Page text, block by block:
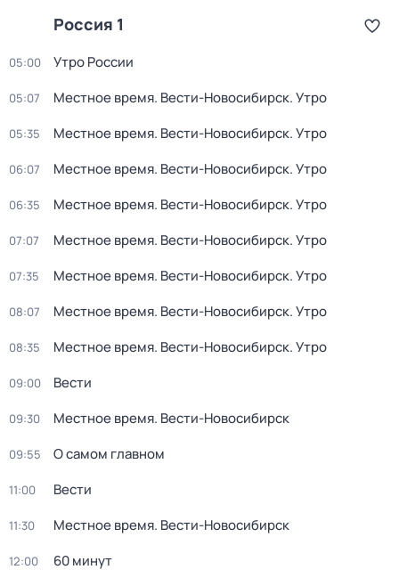
Россия 1
05:00 Утро России
05:07 Местное время. Вести-Новосибирск. Утро
05:35 Местное время. Вести-Новосибирск. Утро
06:07 Местное время. Вести-Новосибирск. Утро
06:35 Местное время. Вести-Новосибирск. Утро
07:07 Местное время. Вести-Новосибирск. Утро
07:35 Местное время. Вести-Новосибирск. Утро
08:07 Местное время. Вести-Новосибирск. Утро
08:35 Местное время. Вести-Новосибирск. Утро
09:00 Вести
09:30 Местное время. Вести-Новосибирск
09:55 О самом главном
11:00 Вести
11:30 Местное время. Вести-Новосибирск
12:00 60 минут